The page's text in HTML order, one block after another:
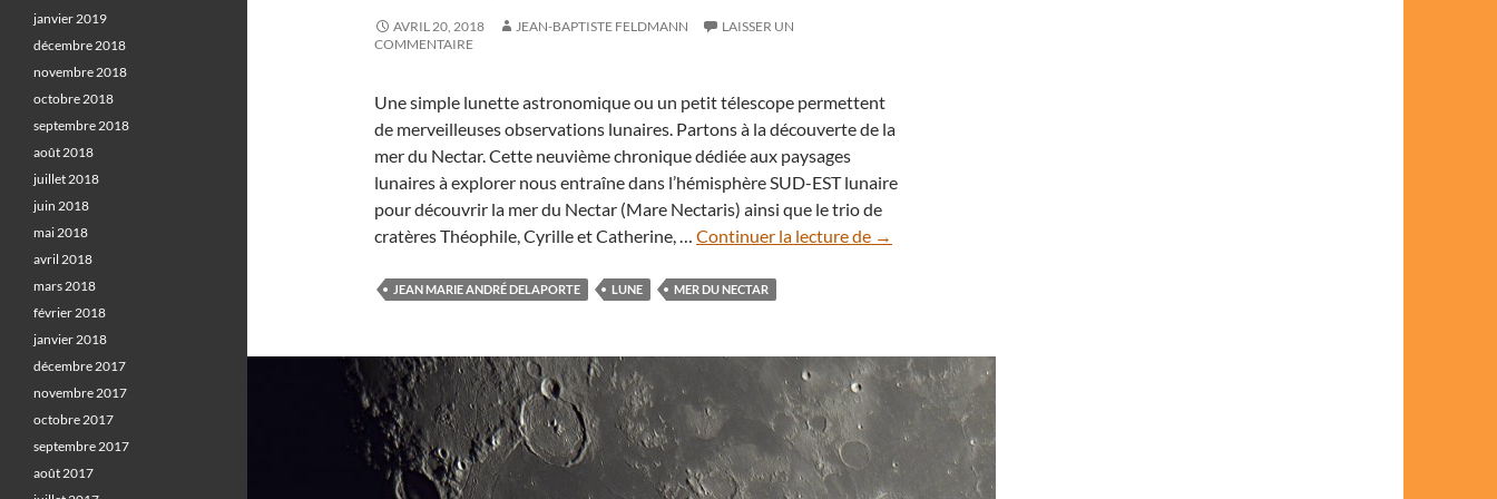
AVRIL 20, 2018 JEAN-BAPTISTE FELDMANN
LAISSER UN
COMMENTAIRE
Une simple lunette astronomique ou un petit télescope permettent
de merveilleuses observations lunaires. Partons à la découverte de la
mer du Nectar. Cette neuvième chronique dédiée aux paysages
lunaires à explorer nous entraîne dans l’hémisphère SUD-EST lunaire
pour découvrir la mer du Nectar (Mare Nectaris) ainsi que le trio de
cratères Théophile, Cyrille et Catherine, … Continuer la lecture de Paysages
:
la
Nectar
→
JEAN MARIE ANDRÉ DELAPORTE LUNE MER DU NECTAR
janvier 2019
décembre 2018
novembre 2018
octobre 2018
septembre 2018
août 2018
juillet 2018
juin 2018
mai 2018
avril 2018
mars 2018
février 2018
janvier 2018
décembre 2017
novembre 2017
octobre 2017
septembre 2017
août 2017